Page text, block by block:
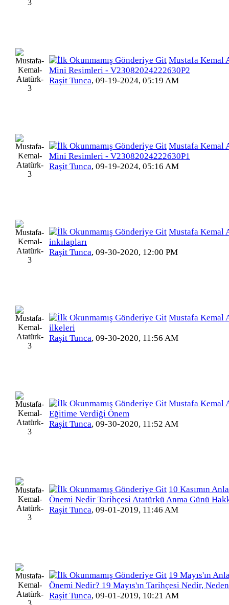
Mustafa Kemal
Mini Resimleri - V23082024222630P2
Raşit Tunca, 09-19-2024, 05:19 AM
Mustafa Kemal
Mini Resimleri - V23082024222630P1
Raşit Tunca, 09-19-2024, 05:16 AM
Mustafa Kemal
inkılapları
Raşit Tunca, 09-30-2020, 12:00 PM
Mustafa Kemal
ilkeleri
Raşit Tunca, 09-30-2020, 11:56 AM
Mustafa Kemal
Eğitime Verdiği Önem
Raşit Tunca, 09-30-2020, 11:52 AM
10 Kasımın
Önemi Nedir Tarihçesi Atatürkü Anma Günü
Raşit Tunca, 09-01-2019, 11:46 AM
19 Mayıs'ın
Önemi Nedir? 19 Mayıs'ın Tarihçesi Nedir,
Raşit Tunca, 09-01-2019, 10:21 AM